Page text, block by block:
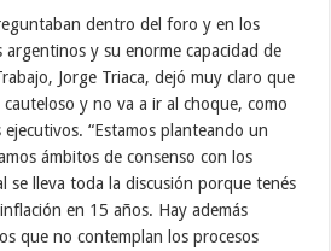
dentro del foro y en los
argentinos y su enorme capacidad de
Jorge Triaca, dejó muy claro que
y no va a ir al choque, como
“Estamos planteando un
ámbitos de consenso con los
se lleva toda la discusión porque tenés
en 15 años. Hay además
que no contemplan los procesos